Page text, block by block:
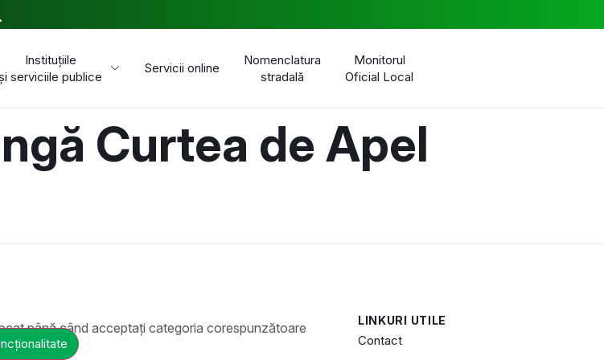
Instituțiile
serviciile publice
Servicii online
Nomenclatura
stradală
Monitorul
Oficial Local
Curtea de Apel
LINKURI UTILE
Contact